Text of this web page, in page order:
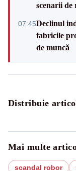
scenarii de
07:45Declinul
fabricile
de muncă
Distribuie
Mai multe
scandal robor